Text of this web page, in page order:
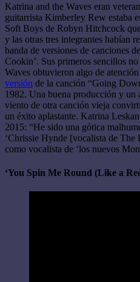
Katrina and the Waves eran
guitarrista Kimberley Rew estaba
Soft Boys de Robyn Hitchcock
y las otras tres integrantes habían
banda de versiones de canciones
Cookin’. Sus primeros sencillos
Waves obtuvieron algo de
versión de la canción “Going
1982. Una buena producción y un
viento de otra canción vieja
un éxito aplastante. Katrina
2015: “He sido una gótica
‘Chrissie Hynde [vocalista de The
como vocalista de ‘los nuevos
‘You Spin Me Round (Like a